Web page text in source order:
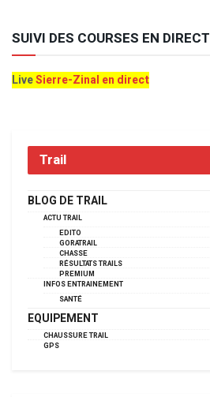
SUIVI DES COURSES EN DIRECT
LiveSierre-Zinal en direct
Trail
BLOG DE TRAIL
ACTU TRAIL
EDITO
GORATRAIL
CHASSE
RÉSULTATS TRAILS
PREMIUM
INFOS ENTRAINEMENT
SANTÉ
EQUIPEMENT
CHAUSSURE TRAIL
GPS